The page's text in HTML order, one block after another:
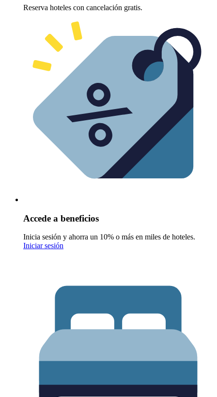
Reserva hoteles con cancelación gratis.
Accede a beneficios
Inicia sesión y ahorra un 10% o más en miles de hoteles.
Iniciar sesión